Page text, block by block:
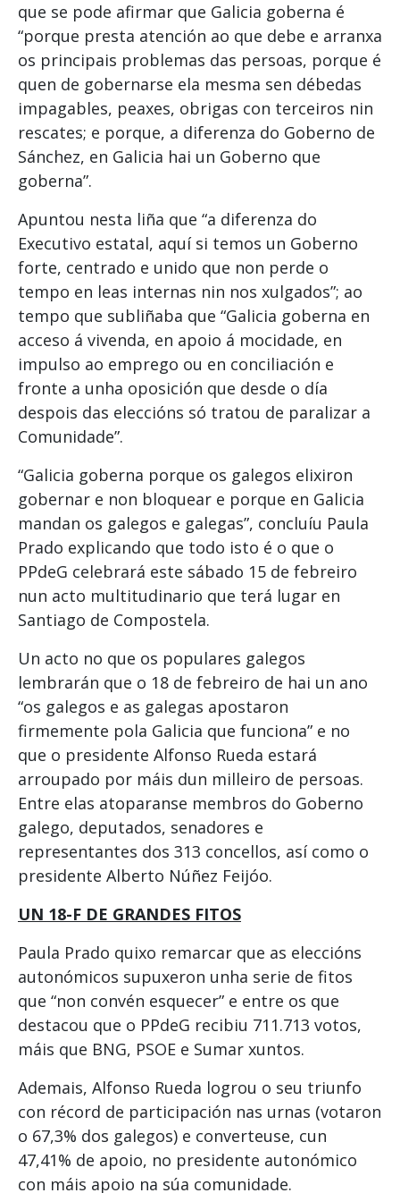
que se pode afirmar que Galicia goberna é
“porque presta atención ao que debe e arranxa
os principais problemas das persoas, porque é
quen de gobernarse ela mesma sen débedas
impagables, peaxes, obrigas con terceiros nin
rescates; e porque, a diferenza do Goberno de
Sánchez, en Galicia hai un Goberno que
goberna”.
Apuntou nesta liña que “a diferenza do
Executivo estatal, aquí si temos un Goberno
forte, centrado e unido que non perde o
tempo en leas internas nin nos xulgados”; ao
tempo que subliñaba que “Galicia goberna en
acceso á vivenda, en apoio á mocidade, en
impulso ao emprego ou en conciliación e
fronte a unha oposición que desde o día
despois das eleccións só tratou de paralizar a
Comunidade”.
“Galicia goberna porque os galegos elixiron
gobernar e non bloquear e porque en Galicia
mandan os galegos e galegas”, concluíu Paula
Prado explicando que todo isto é o que o
PPdeG celebrará este sábado 15 de febreiro
nun acto multitudinario que terá lugar en
Santiago de Compostela.
Un acto no que os populares galegos
lembrarán que o 18 de febreiro de hai un ano
“os galegos e as galegas apostaron
firmemente pola Galicia que funciona” e no
que o presidente Alfonso Rueda estará
arroupado por máis dun milleiro de persoas.
Entre elas atoparanse membros do Goberno
galego, deputados, senadores e
representantes dos 313 concellos, así como o
presidente Alberto Núñez Feijóo.
UN 18-F DE GRANDES FITOS
Paula Prado quixo remarcar que as eleccións
autonómicos supuxeron unha serie de fitos
que “non convén esquecer” e entre os que
destacou que o PPdeG recibiu 711.713 votos,
máis que BNG, PSOE e Sumar xuntos.
Ademais, Alfonso Rueda logrou o seu triunfo
con récord de participación nas urnas (votaron
o 67,3% dos galegos) e converteuse, cun
47,41% de apoio, no presidente autonómico
con máis apoio na súa comunidade.